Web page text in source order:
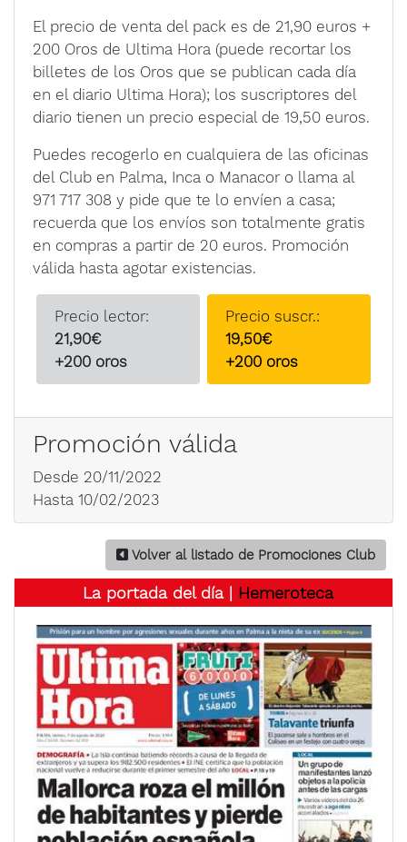
El precio de venta del pack es de 21,90 euros +
200 Oros de Ultima Hora (puede recortar los
billetes de los Oros que se publican cada día
en el diario Ultima Hora); los suscriptores del
diario tienen un precio especial de 19,50 euros.
Puedes recogerlo en cualquiera de las oficinas
del Club en Palma, Inca o Manacor o llama al
971 717 308 y pide que te lo envíen a casa;
recuerda que los envíos son totalmente gratis
en compras a partir de 20 euros. Promoción
válida hasta agotar existencias.
Precio lector:
21,90€
+200 oros
Precio suscr.:
19,50€
+200 oros
Promoción válida
Desde 20/11/2022
Hasta 10/02/2023
Volver al listado de Promociones Club
La portada del día | Hemeroteca